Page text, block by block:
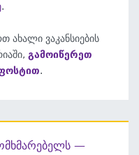
.
ახალი ვაკანსიების
გამოიწერეთ
.
—